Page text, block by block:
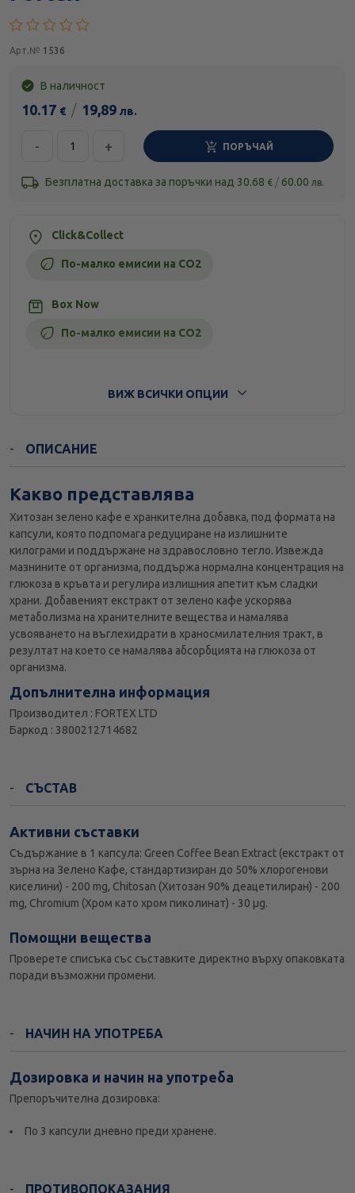
Арт.№ 1536
В наличност
10.17 € / 19,89 лв.
- + ПОРЪЧАЙ
Безплатна доставка за поръчки над 30.68 € / 60.00 лв.
Click&Collect
По-малко емисии на CO2
Box Now
По-малко емисии на CO2
ВИЖ ВСИЧКИ ОПЦИИ
ОПИСАНИЕ
Какво представлява
Хитозан зелено кафе е хранкителна добавка, под формата на
капсули, която подпомага редуциране на излишните
килограми и поддържане на здравословно тегло. Извежда
мазнините от организма, поддържа нормална концентрация на
глюкоза в кръвта и регулира излишния апетит към сладки
храни. Добавеният екстракт от зелено кафе ускорява
метаболизма на хранителните вещества и намалява
усвояването на въглехидрати в храносмилателния тракт, в
резултат на което се намалява абсорбцията на глюкоза от
организма.
Допълнителна информация
Производител : FORTEX LTD
Баркод : 3800212714682
СЪСТАВ
Активни съставки
Съдържание в 1 капсула: Green Coffee Bean Extract (екстракт от
зърна на Зелено Кафе, стандартизиран до 50% хлорогенови
киселини) - 200 mg, Chitosan (Хитозан 90% деацетилиран) - 200
mg, Chromium (Хром като хром пиколинат) - 30 µg.
Помощни вещества
Проверете списъка със съставките директно върху опаковката
поради възможни промени.
НАЧИН НА УПОТРЕБА
Дозировка и начин на употреба
Препоръчителна дозировка:
По 3 капсули дневно преди хранене.
ПРОТИВОПОКАЗАНИЯ